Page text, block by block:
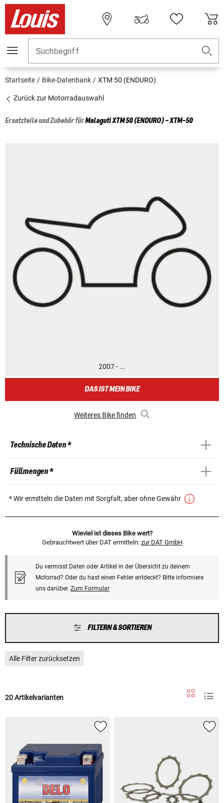
Suchbegriff
Startseite Bike-Datenbank XTM 50 (ENDURO)
Zurück zur Motorradauswahl
Ersatzteile und Zubehör fürMalagutiXTM 50 (ENDURO) - XTM-50
2007 - ...
DAS IST MEIN BIKE
Weiteres Bike finden
Technische Daten *
Füllmengen *
* Wir ermitteln die Daten mit Sorgfalt, aber ohne Gewähr
Wieviel ist dieses Bike wert?
Gebrauchtwert über DAT ermitteln: zur DAT GmbH
Du vermisst Daten oder Artikel in der Übersicht zu deinem
Motorrad? Oder du hast einen Fehler entdeckt? Bitte informiere
uns darüber. Zum Formular
FILTERN & SORTIEREN
Alle Filter zurücksetzen
20 Artikelvarianten